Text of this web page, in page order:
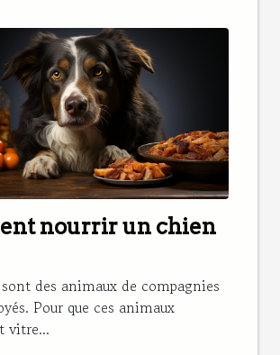
nourrir un chien
des animaux de compagnies
Pour que ces animaux
vitre...